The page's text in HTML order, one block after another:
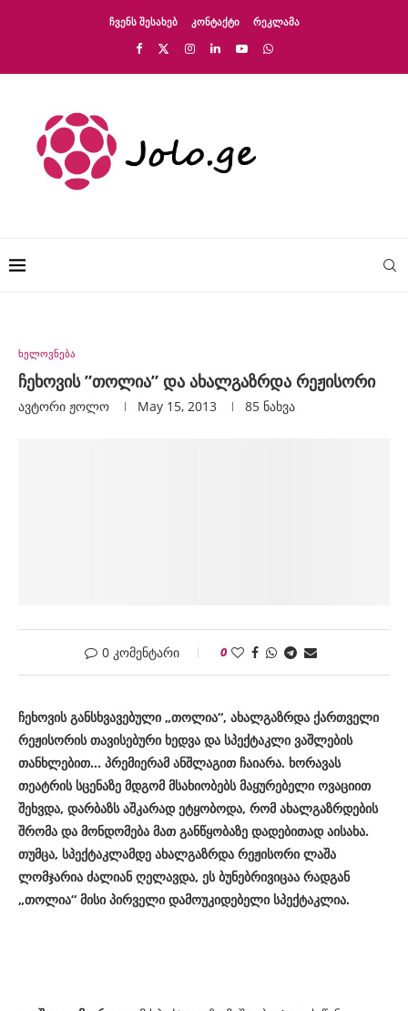
ᲩᲕᲔᲜᲡ ᲨᲔᲡᲐᲮᲔᲑ ᲙᲝᲜᲢᲐᲥᲢᲘ ᲠᲔᲙᲚᲐᲛᲐ
ხელოვნება
ჩეხოვის ”თოლია” და ახალგაზრდა რეჟისორი
ავტორი Ჟოლო May 15, 2013 85 ნახვა
0 კომენტარი 0
ჩეხოვის განსხვავებული „თოლია“, ახალგაზრდა ქართველი
რეჟისორის თავისებური ხედვა და სპექტაკლი ვაშლების
თანხლებით... პრემიერამ ანშლაგით ჩაიარა. ხორავას
თეატრის სცენაზე მდგომ მსახიობებს მაყურებელი ოვაციით
შეხვდა, დარბაზს აშკარად ეტყობოდა, რომ ახალგაზრდების
შრომა და მონდომება მათ განწყობაზე დადებითად აისახა.
თუმცა, სპექტაკლამდე ახალგაზრდა რეჟისორი ლაშა
ლომჯარია ძალიან ღელავდა, ეს ბუნებრივიცაა რადგან
„თოლია“ მისი პირველი დამოუკიდებელი სპექტაკლია.